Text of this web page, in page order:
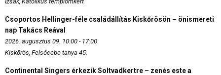
Csoportos Hellinger-féle családállítás Kiskőrösön – önismereti
nap Takács Reával
2026. augusztus 09. 10:00 - 17:00
Kiskőrös, Felsőcebe tanya 45.
Continental Singers érkezik Soltvadkertre – zenés este a